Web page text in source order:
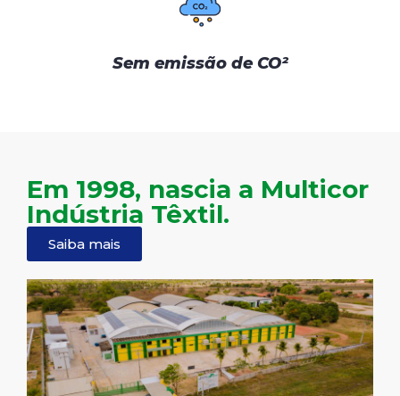
Sem emissão de CO²
Em 1998, nascia a Multicor
Indústria Têxtil.
Saiba mais